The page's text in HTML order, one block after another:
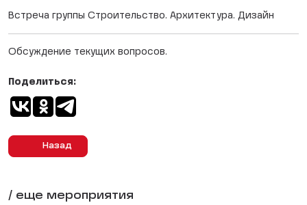
Встреча группы Строительство. Архитектура. Дизайн
Обсуждение текущих вопросов.
Назад
Поделиться:
/ еще мероприятия